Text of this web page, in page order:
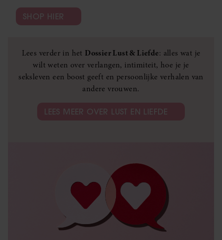
SHOP HIER
Lees verder in het Dossier Lust & Liefde: alles wat je
wilt weten over verlangen, intimiteit, hoe je je
seksleven een boost geeft en persoonlijke verhalen van
andere vrouwen.
LEES MEER OVER LUST EN LIEFDE